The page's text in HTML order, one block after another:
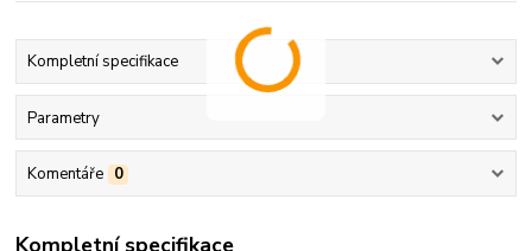
Kompletní specifikace
Parametry
Komentáře 0
Kompletní specifikace